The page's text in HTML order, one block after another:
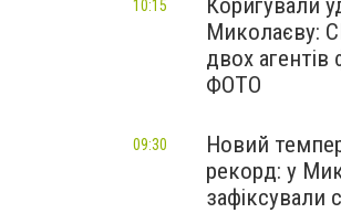
Коригували
Миколаєву:
двох агентів
ФОТО
10:15
Новий
рекорд: у
зафіксували
09:30